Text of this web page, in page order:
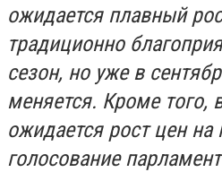
ожидается плавный
традиционно
сезон, но уже в
меняется. Кроме того,
ожидается рост цен
голосование